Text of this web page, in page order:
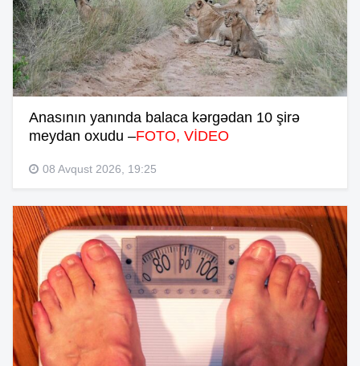
Anasının yanında balaca kərgədan 10 şirə
meydan oxudu –FOTO, VİDEO
08 Avqust 2026, 19:25